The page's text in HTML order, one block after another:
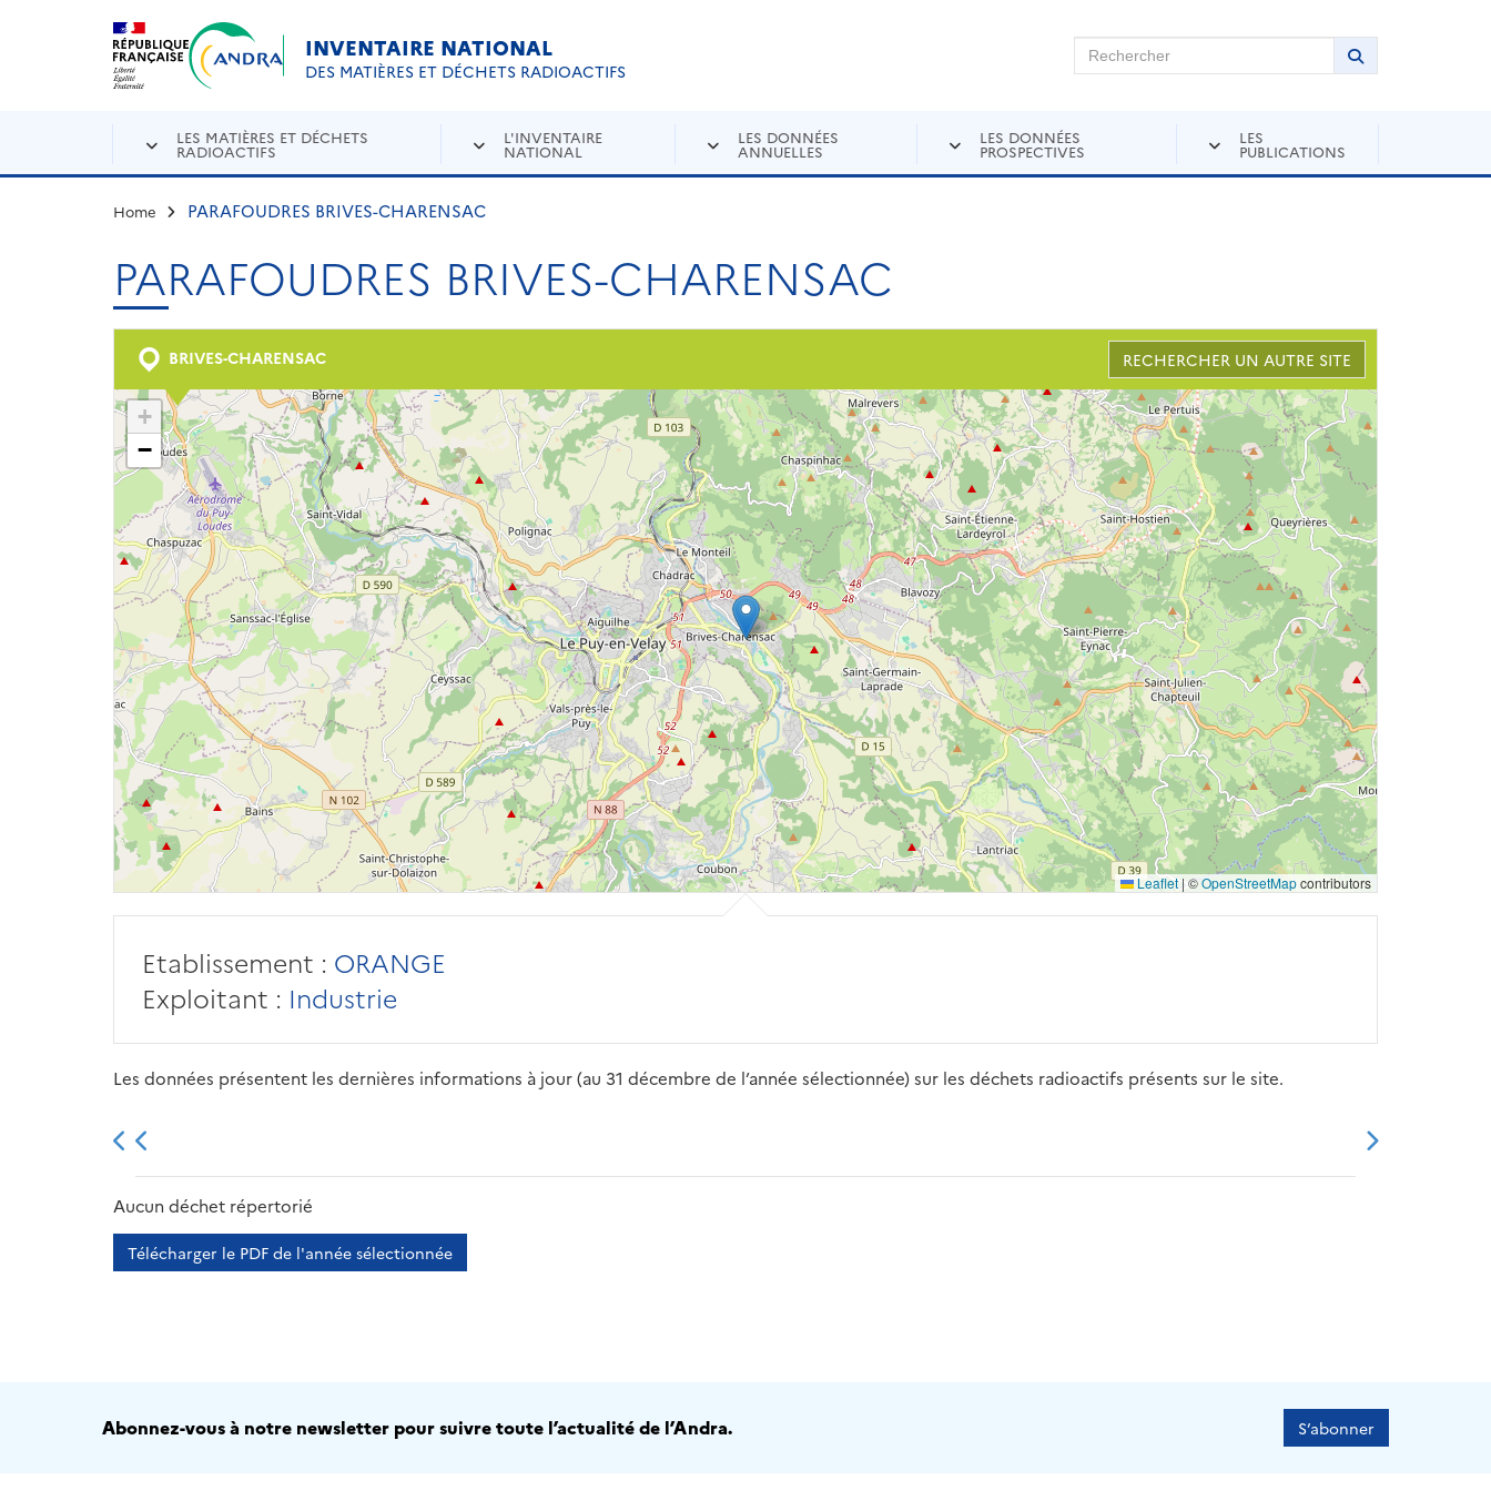
Aller au contenu principal
INVENTAIRE NATIONAL
DES MATIÈRES ET DÉCHETS RADIOACTIFS
Rechercher sur Andra Inventaire Rechercher
Lancer la
LES MATIÈRES ET DÉCHETS
RADIOACTIFS
L'INVENTAIRE
NATIONAL
LES DONNÉES
ANNUELLES
LES DONNÉES
PROSPECTIVES
LES
PUBLICATIONS
Home PARAFOUDRES BRIVES-CHARENSAC
PARAFOUDRES BRIVES-CHARENSAC
BRIVES-CHARENSAC RECHERCHER UN AUTRE SITE
+
−
Leaflet | ©OpenStreetMapcontributors
Etablissement : ORANGE
Exploitant : Industrie
Les données présentent les dernières informations à jour (au 31 décembre de l’année sélectionnée) sur les déchets radioactifs présents sur le site.
2013 2014
Aucun déchet répertorié
Télécharger le PDF de l'année sélectionnée
Abonnez-vous à notre newsletter pour suivre toute l’actualité de l’Andra. S’abonner